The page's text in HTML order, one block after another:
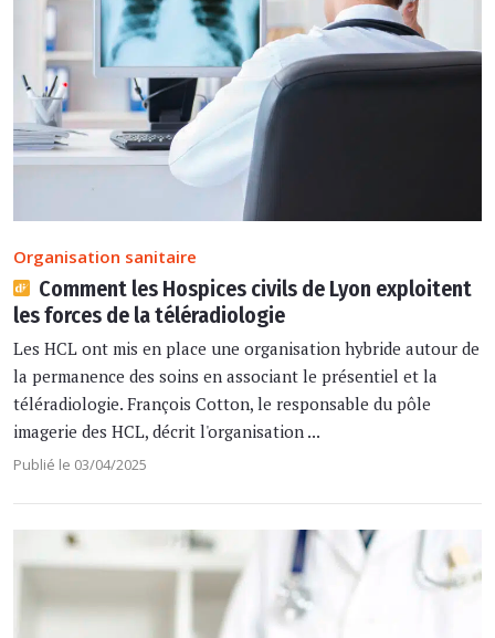
Organisation sanitaire
Comment les Hospices civils de Lyon exploitent
les forces de la téléradiologie
Les HCL ont mis en place une organisation hybride autour de
la permanence des soins en associant le présentiel et la
téléradiologie. François Cotton, le responsable du pôle
imagerie des HCL, décrit l'organisation ...
Publié le 03/04/2025